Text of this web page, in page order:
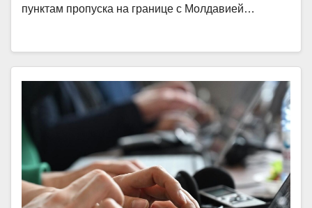
пунктам пропуска на границе с Молдавией…